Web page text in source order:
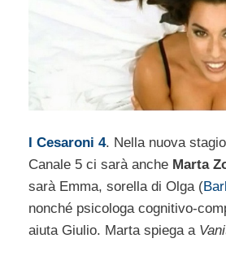
I Cesaroni 4. Nella nuova
Canale 5 ci sarà anche Marta
sarà Emma, sorella di Olga (
nonché psicologa cognitivo-
aiuta Giulio. Marta spiega a